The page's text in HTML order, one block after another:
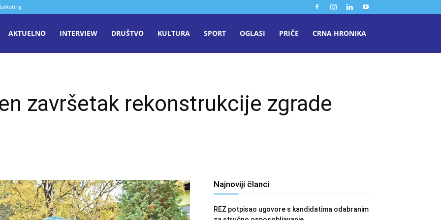
AKTUELNO INTERVIEW DRUŠTVO KULTURA SPORT OGLASI PRIČE CRNA HRONIKA
završetak rekonstrukcije zgrade
Najnoviji članci
REZ potpisao ugovore s kandidatima odabranim